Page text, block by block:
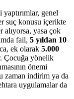
genel
suç konusu içerikte
alıyorsa, yasa çok
fail, 5 yıldan 10
ek olarak 5.000
Çocuğa yönelik
önemi
zaman indirim ya da
uygulamalar da